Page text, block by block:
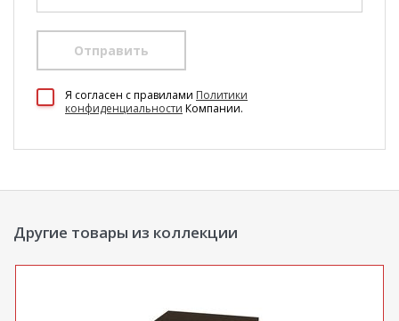
Отправить
Я согласен c правилами Политики
конфиденциальности Компании.
Другие товары из коллекции